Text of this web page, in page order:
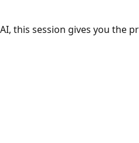
this session gives you the